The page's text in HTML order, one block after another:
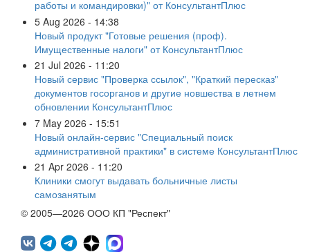
работы и командировки)" от КонсультантПлюс
5 Aug 2026 - 14:38
Новый продукт "Готовые решения (проф).
Имущественные налоги" от КонсультантПлюс
21 Jul 2026 - 11:20
Новый сервис "Проверка ссылок", "Краткий пересказ"
документов госорганов и другие новшества в летнем
обновлении КонсультантПлюс
7 May 2026 - 15:51
Новый онлайн-сервис "Специальный поиск
административной практики" в системе КонсультантПлюс
21 Apr 2026 - 11:20
Клиники смогут выдавать больничные листы
самозанятым
© 2005—2026 ООО КП "Респект"